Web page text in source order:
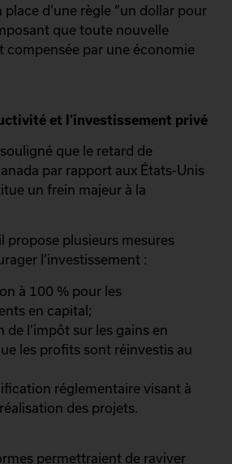
place d’une règle “un dollar pour
que toute nouvelle
compensée par une économie
et l’investissement privé
que le retard de
par rapport aux États-Unis
un frein majeur à la
propose plusieurs mesures
l’investissement :
à 100 % pour les
en capital;
de l’impôt sur les gains en
les profits sont réinvestis au
réglementaire visant à
des projets.
permettraient de raviver